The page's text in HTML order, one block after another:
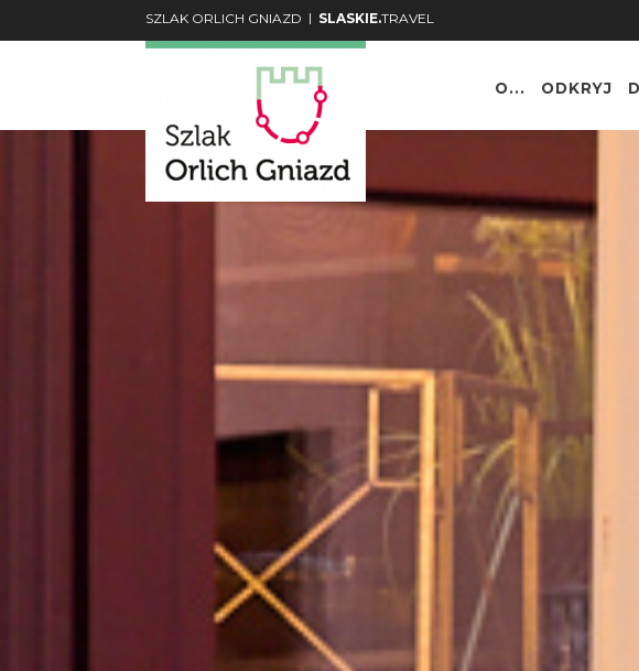
SZLAK ORLICH GNIAZD | SLASKIE.TRAVEL
O... ODKRYJ